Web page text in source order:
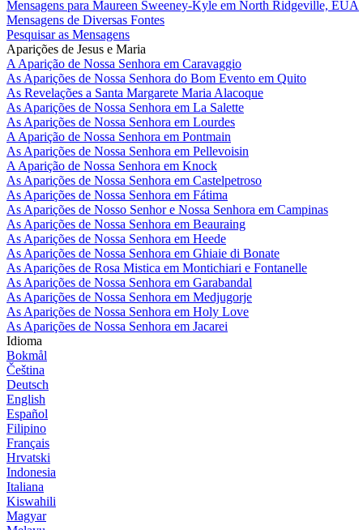
Mensagens para Maureen Sweeney-Kyle em North Ridgeville, EUA
Mensagens de Diversas Fontes
Pesquisar as Mensagens
Aparições de Jesus e Maria
A Aparição de Nossa Senhora em Caravaggio
As Aparições de Nossa Senhora do Bom Evento em Quito
As Revelações a Santa Margarete Maria Alacoque
As Aparições de Nossa Senhora em La Salette
As Aparições de Nossa Senhora em Lourdes
A Aparição de Nossa Senhora em Pontmain
As Aparições de Nossa Senhora em Pellevoisin
A Aparição de Nossa Senhora em Knock
As Aparições de Nossa Senhora em Castelpetroso
As Aparições de Nossa Senhora em Fátima
As Aparições de Nosso Senhor e Nossa Senhora em Campinas
As Aparições de Nossa Senhora em Beauraing
As Aparições de Nossa Senhora em Heede
As Aparições de Nossa Senhora em Ghiaie di Bonate
As Aparições de Rosa Mistica em Montichiari e Fontanelle
As Aparições de Nossa Senhora em Garabandal
As Aparições de Nossa Senhora em Medjugorje
As Aparições de Nossa Senhora em Holy Love
As Aparições de Nossa Senhora em Jacarei
Idioma
Bokmål
Čeština
Deutsch
English
Español
Filipino
Français
Hrvatski
Indonesia
Italiana
Kiswahili
Magyar